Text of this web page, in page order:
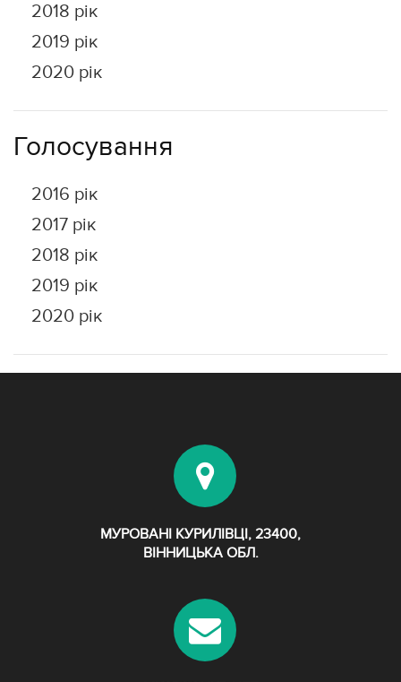
2018 рік
2019 рік
2020 рік
Голосування
2016 рік
2017 рік
2018 рік
2019 рік
2020 рік
МУРОВАНІ КУРИЛІВЦІ, 23400,
ВІННИЦЬКА ОБЛ.